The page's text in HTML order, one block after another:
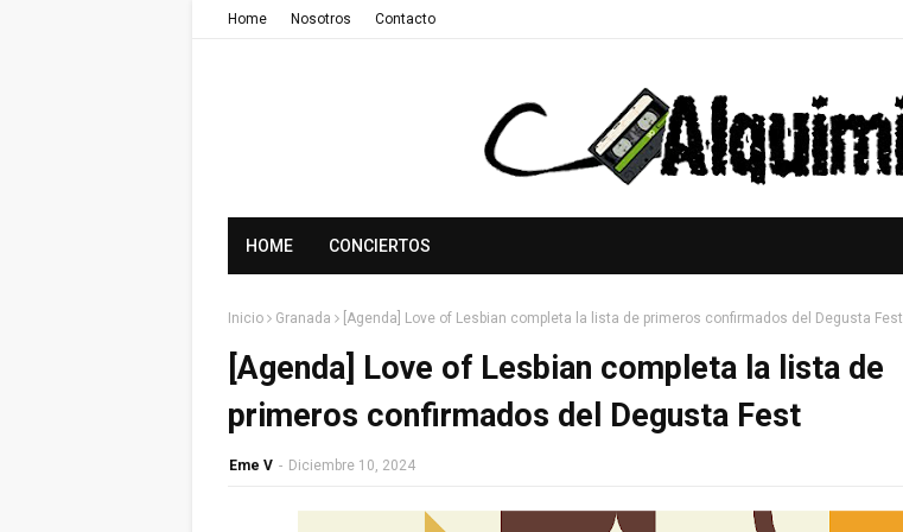
Home Nosotros Contacto
HOME CONCIERTOS
Inicio Granada [Agenda] Love of Lesbian completa la lista de primeros confirmados del Degusta Fest
[Agenda] Love of Lesbian completa la lista de
primeros confirmados del Degusta Fest
Eme V - Diciembre 10, 2024